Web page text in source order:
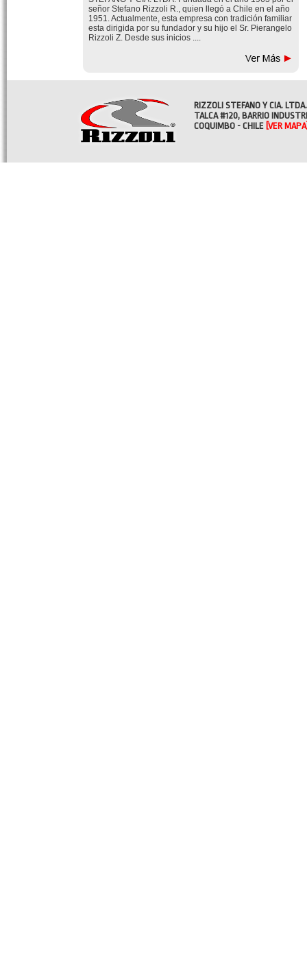
señor Stefano Rizzoli R., quien llegó a Chile en el año
1951. Actualmente, esta empresa con tradición familiar
esta dirigida por su fundador y su hijo el Sr. Pierangelo
Rizzoli Z. Desde sus inicios ....
RIZZOLI STEFANO Y CIA. LTDA.
TALCA #120, BARRIO
COQUIMBO - CHILE [VER